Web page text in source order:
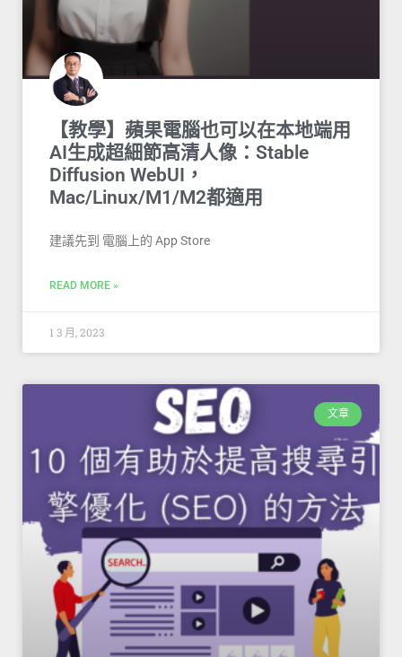
【教學】蘋果電腦也可以在本地端用
AI生成超細節高清人像：Stable
Diffusion WebUI，
Mac/Linux/M1/M2都適用
建議先到 電腦上的 App Store
READ MORE »
1 3 月, 2023
文章